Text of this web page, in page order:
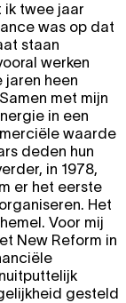
ik twee jaar
was op dat
staan
werken
jaren heen
met mijn
in een
waarde
deden hun
in 1978,
er het eerste
Het
Voor mij
New Reform in
gesteld